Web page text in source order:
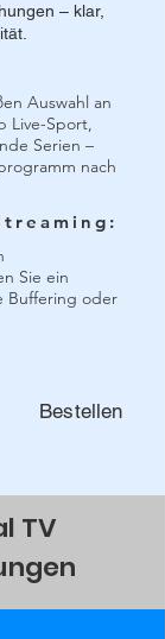
– klar,
Auswahl an
Live-Sport,
Serien –
nach
Sie ein
Buffering oder
Bestellen
TV